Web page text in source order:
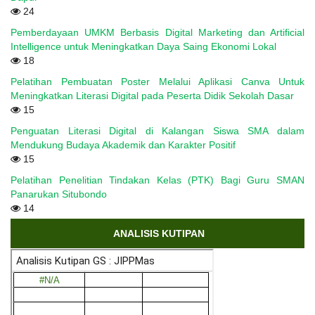
24
Pemberdayaan UMKM Berbasis Digital Marketing dan Artificial
Intelligence untuk Meningkatkan Daya Saing Ekonomi Lokal
18
Pelatihan Pembuatan Poster Melalui Aplikasi Canva Untuk
Meningkatkan Literasi Digital pada Peserta Didik Sekolah Dasar
15
Penguatan Literasi Digital di Kalangan Siswa SMA dalam
Mendukung Budaya Akademik dan Karakter Positif
15
Pelatihan Penelitian Tindakan Kelas (PTK) Bagi Guru SMAN
Panarukan Situbondo
14
ANALISIS KUTIPAN